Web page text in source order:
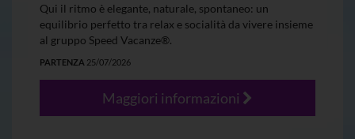
Qui il ritmo è elegante, naturale, spontaneo: un
equilibrio perfetto tra relax e socialità da vivere insieme
al gruppo Speed Vacanze®.
PARTENZA 25/07/2026
Maggiori informazioni